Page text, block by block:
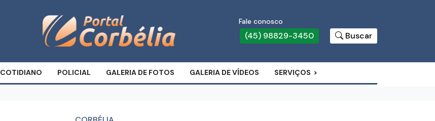
Fale conosco
(45) 98829-3450 Buscar
COTIDIANO POLICIAL GALERIA DE FOTOS GALERIA DE VÍDEOS SERVIÇOS